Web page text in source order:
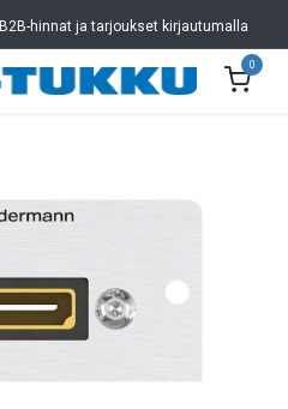
B2B-hinnat ja tarjoukset kirjautumalla
0